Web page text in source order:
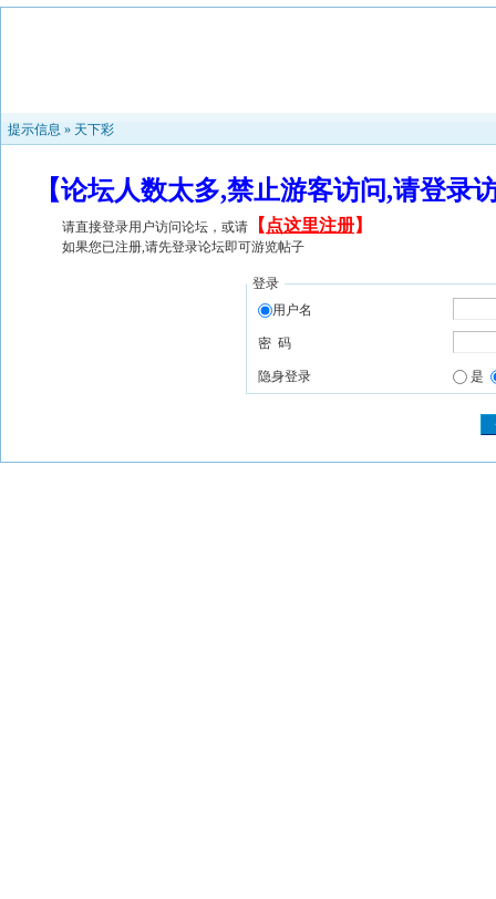
提示信息 » 天下彩
【论坛人数太多,禁止游客访问,请登
请直接登录用户访问论坛，或请 【 点这里注册】
如果您已注册,请先登录论坛即可游览帖子
登录
用户名
密 码
隐身登录 是